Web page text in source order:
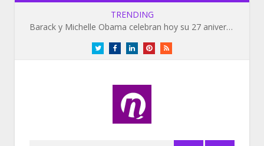
TRENDING
Barack y Michelle Obama celebran hoy su 27 aniversario de bodas
TwitterFacebookLinkedInPinterestRSS